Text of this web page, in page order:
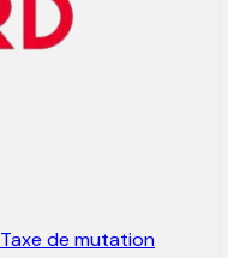
Taxe de mutation